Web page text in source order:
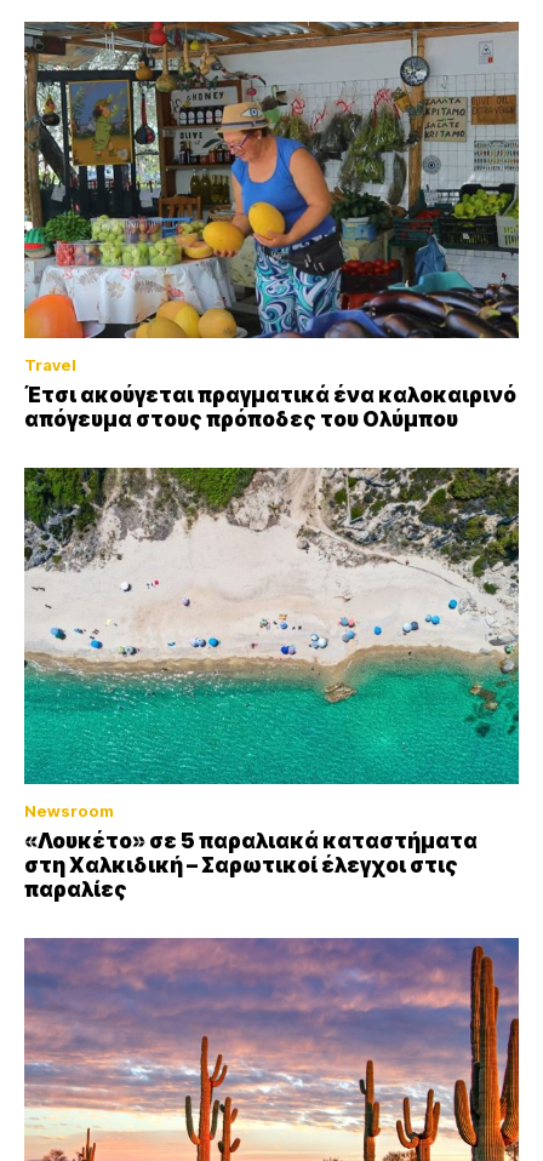
Travel
Έτσι ακούγεται πραγματικά ένα καλοκαιρινό
απόγευμα στους πρόποδες του Ολύμπου
Newsroom
«Λουκέτο» σε 5 παραλιακά καταστήματα
στη Χαλκιδική – Σαρωτικοί έλεγχοι στις
παραλίες